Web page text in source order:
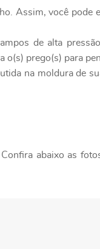
Assim, você pode
de alta
o(s) prego(s) para
na moldura de
abaixo as